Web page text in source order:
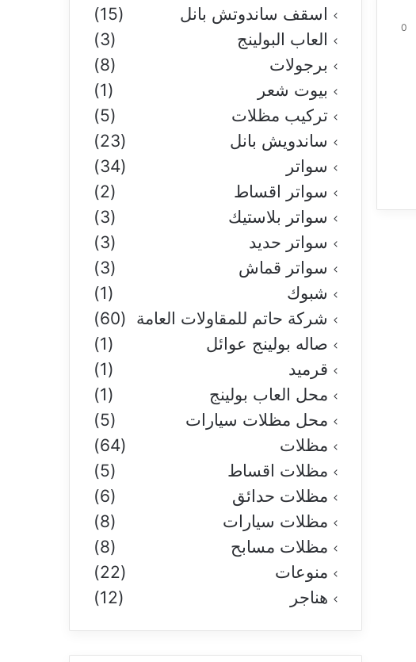
0
اسقف ساندوتش بانل
(15)
العاب البولينج
(3)
برجولات
(8)
بيوت شعر
(1)
تركيب مظلات
(5)
ساندويش بانل
(23)
سواتر
(34)
سواتر اقساط
(2)
سواتر بلاستيك
(3)
سواتر حديد
(3)
سواتر قماش
(3)
شبوك
(1)
شركة حاتم للمقاولات العامة (60)
صاله بولينج عوائل
(1)
قرميد
(1)
محل العاب بولينج
(1)
محل مظلات سيارات
(5)
مظلات
(64)
مظلات اقساط
(5)
مظلات حدائق
(6)
مظلات سيارات
(8)
مظلات مسابح
(8)
منوعات
(22)
هناجر
(12)